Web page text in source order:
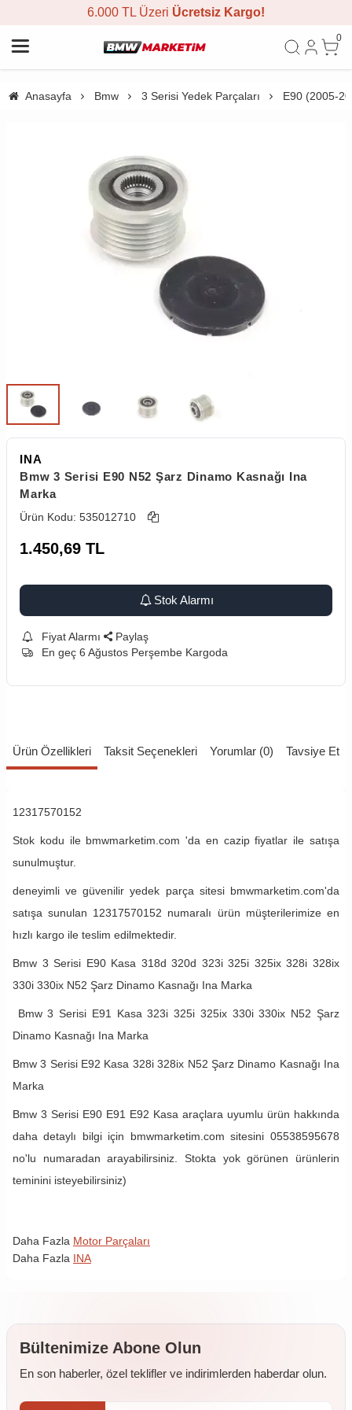
6.000 TL Üzeri Ücretsiz Kargo!
0
Anasayfa Bmw 3 Serisi Yedek Parçaları E90 (2005-
INA
Bmw 3 Serisi E90 N52 Şarz Dinamo Kasnağı Ina
Marka
Ürün Kodu: 535012710
1.450,69 TL
Stok Alarmı
Fiyat Alarmı
Paylaş
En geç 6 Ağustos Perşembe Kargoda
Ürün Özellikleri Taksit Seçenekleri Yorumlar (0) Tavsiye Et
12317570152
Stok kodu ile bmwmarketim.com 'da en cazip fiyatlar ile satışa
sunulmuştur.
deneyimli ve güvenilir yedek parça sitesi bmwmarketim.com'da
satışa sunulan 12317570152 numaralı ürün müşterilerimize en
hızlı kargo ile teslim edilmektedir.
Bmw 3 Serisi E90 Kasa 318d 320d 323i 325i 325ix 328i 328ix
330i 330ix N52 Şarz Dinamo Kasnağı Ina Marka
Bmw 3 Serisi E91 Kasa 323i 325i 325ix 330i 330ix N52 Şarz
Dinamo Kasnağı Ina Marka
Bmw 3 Serisi E92 Kasa 328i 328ix N52 Şarz Dinamo Kasnağı Ina
Marka
Bmw 3 Serisi E90 E91 E92 Kasa araçlara uyumlu ürün hakkında
daha detaylı bilgi için bmwmarketim.com sitesini 05538595678
no'lu numaradan arayabilirsiniz. Stokta yok görünen ürünlerin
teminini isteyebilirsiniz)
Daha Fazla Motor Parçaları
Daha Fazla INA
Bültenimize Abone Olun
En son haberler, özel teklifler ve indirimlerden haberdar olun.